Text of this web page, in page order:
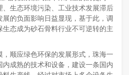
、生态环境污染、工业技术发展滞后
的负面影响日益显现，基于此，调
态成为砂石骨料行业不可逆转的主
，顺应绿色环保的发展形式，珠海一
成熟的技术和设备，建设一条国内